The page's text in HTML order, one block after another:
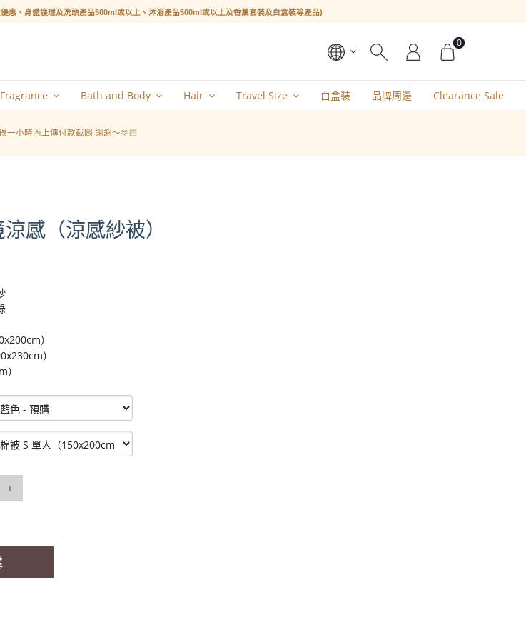
、身體護理及洗頭產品500ml或以上、沐浴產品500ml或以上及香薰套裝及白盒裝等產品)
0
Fragrance Bath and Body Hair Travel Size 白盒裝 品牌周邊 Clearance Sale
一小時內上傳付款截圖 謝謝～🫶🏻
感（涼感紗被）
）
）
+